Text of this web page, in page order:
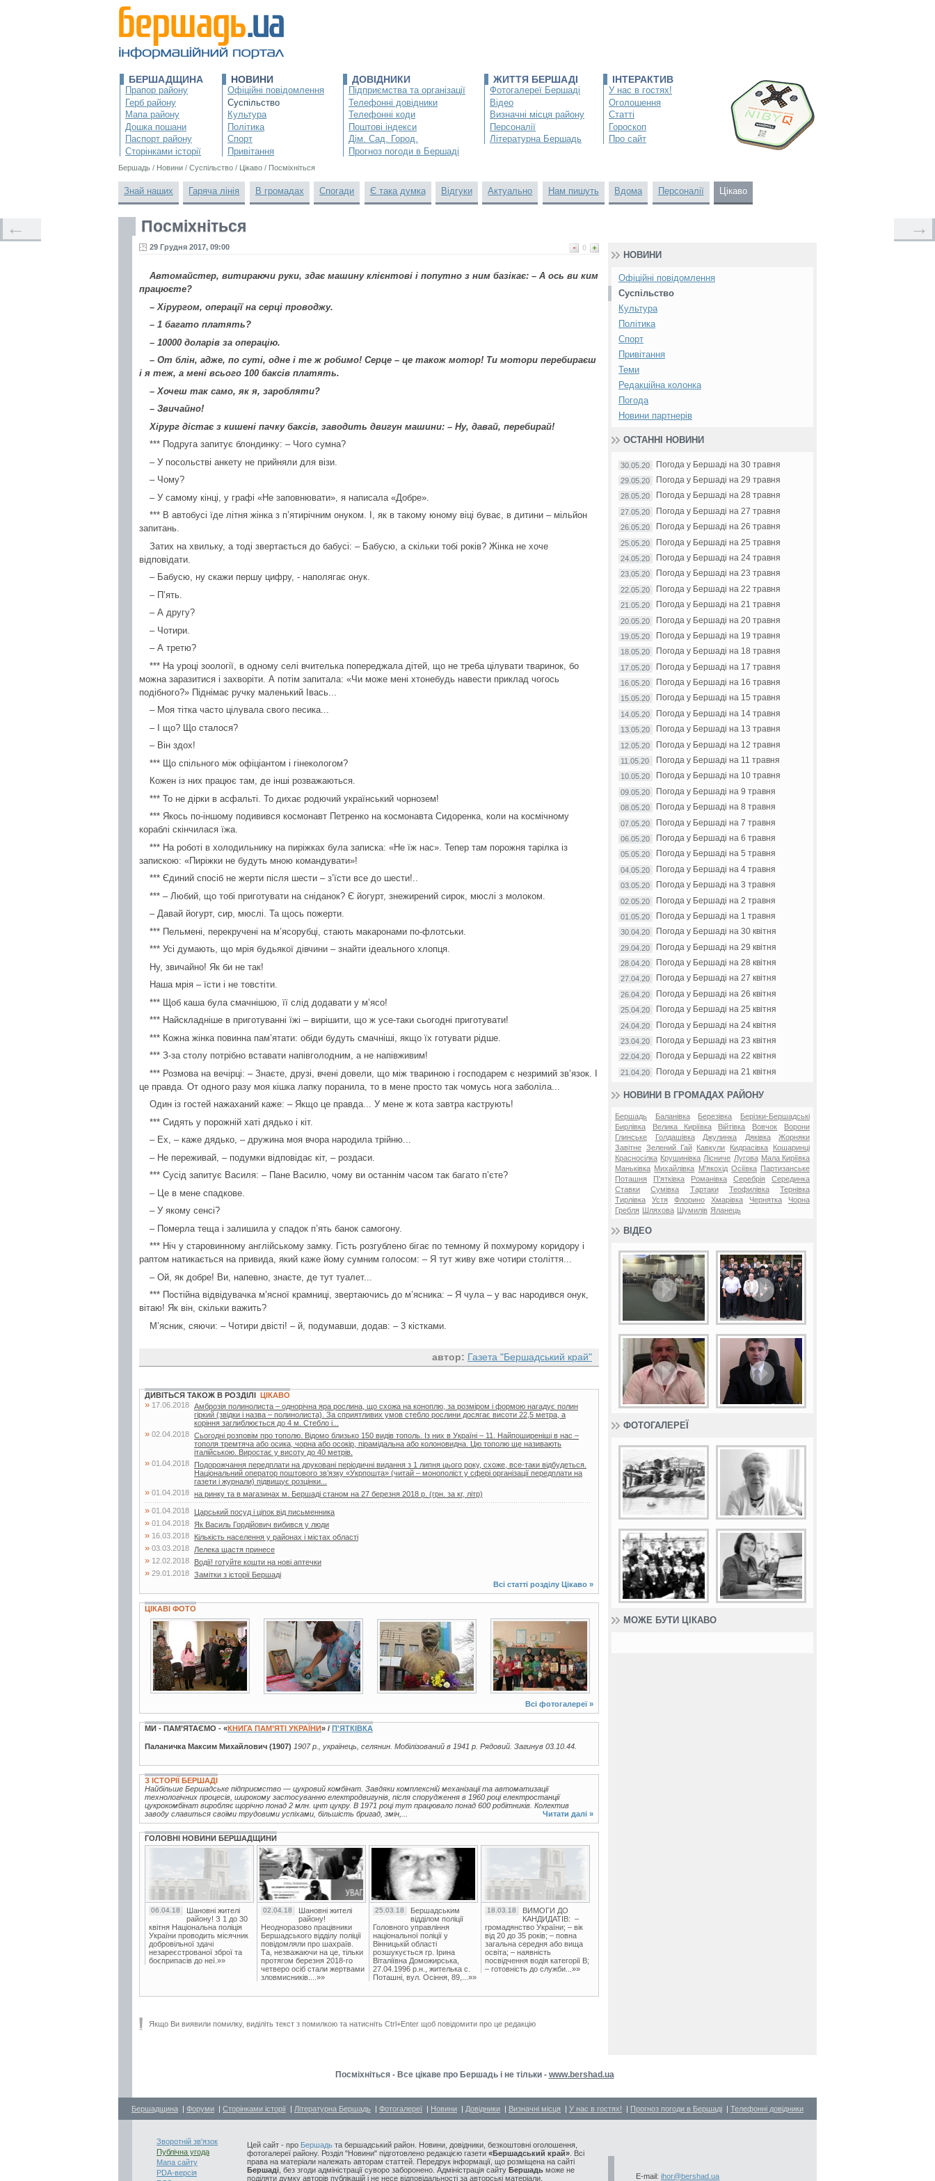
БЕРШАДЩИНА
Прапор району
Герб району
Мапа району
Дошка пошани
Паспорт району
Сторінками історії
НОВИНИ
Офіційні повідомлення
Суспільство
Культура
Політика
Спорт
Привітання
ДОВІДНИКИ
Підприємства та організації
Телефонні довідники
Телефонні коди
Поштові індекси
Дім. Сад. Город.
Прогноз погоди в Бершаді
ЖИТТЯ БЕРШАДІ
Фотогалереї Бершаді
Відео
Визначні місця району
Персоналії
Літературна Бершадь
ІНТЕРАКТИВ
У нас в гостях!
Оголошення
Статті
Гороскоп
Про сайт
Бершадь / Новини / Суспільство / Цікаво / Посміхніться
Знай наших Гаряча лінія В громадах Спогади Є така думка Відгуки Актуально Нам пишуть Вдома Персоналії Цікаво
Посміхніться
0
29 Грудня 2017, 09:00
Автомайстер, витираючи руки, здає машину клієнтові і попутно з ним базікає: – А ось ви ким
працюєте?
– Хірургом, операції на серці проводжу.
– 1 багато платять?
– 10000 доларів за операцію.
– От блін, адже, по суті, одне і те ж робимо! Серце – це також мотор! Ти мотори перебираєш
і я теж, а мені всього 100 баксів платять.
– Хочеш так само, як я, заробляти?
– Звичайно!
Хірург дістає з кишені пачку баксів, заводить двигун машини: – Ну, давай, перебирай!
*** Подруга запитує блондинку: – Чого сумна?
– У посольстві анкету не прийняли для візи.
– Чому?
– У самому кінці, у графі «Не заповнювати», я написала «Добре».
*** В автобусі їде літня жінка з п’ятирічним онуком. І, як в такому юному віці буває, в дитини – мільйон
запитань.
Затих на хвильку, а тоді звертається до бабусі: – Бабусю, а скільки тобі років? Жінка не хоче
відповідати.
– Бабусю, ну скажи першу цифру, - наполягає онук.
– П’ять.
– А другу?
– Чотири.
– А третю?
*** На уроці зоології, в одному селі вчителька попереджала дітей, що не треба цілувати тваринок, бо
можна заразитися і захворіти. А потім запитала: «Чи може мені хтонебудь навести приклад чогось
подібного?» Піднімає ручку маленький Івась...
– Моя тітка часто цілувала свого песика...
– І що? Що сталося?
– Він здох!
*** Що спільного між офіціантом і гінекологом?
Кожен із них працює там, де інші розважаються.
*** То не дірки в асфальті. То дихає родючий український чорнозем!
*** Якось по-іншому подивився космонавт Петренко на космонавта Сидоренка, коли на космічному
кораблі скінчилася їжа.
*** На роботі в холодильнику на пиріжках була записка: «Не їж нас». Тепер там порожня тарілка із
запискою: «Пиріжки не будуть мною командувати»!
*** Єдиний спосіб не жерти після шести – з’їсти все до шести!..
*** – Любий, що тобі приготувати на сніданок? Є йогурт, знежирений сирок, мюслі з молоком.
– Давай йогурт, сир, мюслі. Та щось пожерти.
*** Пельмені, перекручені на м’ясорубці, стають макаронами по-флотськи.
*** Усі думають, що мрія будьякої дівчини – знайти ідеального хлопця.
Ну, звичайно! Як би не так!
Наша мрія – їсти і не товстіти.
*** Щоб каша була смачнішою, її слід додавати у м’ясо!
*** Найскладніше в приготуванні їжі – вирішити, що ж усе-таки сьогодні приготувати!
*** Кожна жінка повинна пам’ятати: обіди будуть смачніші, якщо їх готувати рідше.
*** З-за столу потрібно вставати напівголодним, а не напівживим!
*** Розмова на вечірці: – Знаєте, друзі, вчені довели, що між твариною і господарем є незримий зв’язок. І
це правда. От одного разу моя кішка лапку поранила, то в мене просто так чомусь нога заболіла...
Один із гостей нажаханий каже: – Якщо це правда... У мене ж кота завтра каструють!
*** Сидять у порожній хаті дядько і кіт.
– Ех, – каже дядько, – дружина моя вчора народила трійню...
– Не переживай, – подумки відповідає кіт, – роздаси.
*** Сусід запитує Василя: – Пане Василю, чому ви останнім часом так багато п’єте?
– Це в мене спадкове.
– У якому сенсі?
– Померла теща і залишила у спадок п’ять банок самогону.
*** Ніч у старовинному англійському замку. Гість розгублено бігає по темному й похмурому коридору і
раптом натикається на привида, який каже йому сумним голосом: – Я тут живу вже чотири століття...
– Ой, як добре! Ви, напевно, знаєте, де тут туалет...
*** Постійна відвідувачка м’ясної крамниці, звертаючись до м’ясника: – Я чула – у вас народився онук,
вітаю! Як він, скільки важить?
М’ясник, сяючи: – Чотири двісті! – й, подумавши, додав: – 3 кістками.
автор: Газета "Бершадський край"
← →
ДИВІТЬСЯ ТАКОЖ В РОЗДІЛІ ЦІКАВО
» 17.06.2018 Амброзія полинолиста – однорічна яра рослина, що схожа на коноплю, за розміром і формою нагадує полин
гіркий (звідки і назва – полинолиста). За сприятливих умов стебло рослини досягає висоти 22,5 метра, а
коріння заглиблюється до 4 м. Стебло і...
» 02.04.2018 Сьогодні розповім про тополю. Відомо близько 150 видів тополь. Із них в Україні – 11. Найпоширеніші в нас –
тополя тремтяча або осика, чорна або осокір, пірамідальна або колоновидна. Цю тополю ще називають
італійською. Виростає у висоту до 40 метрів.
» 01.04.2018
Подорожчання передплати на друковані періодичні видання з 1 липня цього року, схоже, все-таки відбудеться.
Національний оператор поштового зв’язку «Укрпошта» (читай – монополіст у сфері організації передплати на
газети і журнали) підвищує розцінки...
» 01.04.2018 на ринку та в магазинах м. Бершаді станом на 27 березня 2018 р. (грн. за кг, літр)
» 01.04.2018 Царський посуд і ціпок від письменника
» 01.04.2018 Як Василь Гордійович вибився у люди
» 16.03.2018 Кількість населення у районах і містах області
» 03.03.2018 Лелека щастя принесе
» 12.02.2018 Водії! готуйте кошти на нові аптечки
» 29.01.2018 Замітки з історії Бершаді
Всі статті розділу Цікаво »
ЦІКАВІ ФОТО
2 фото 8 фото 4 фото 3 фото
Всі фотогалереї »
МИ - ПАМ’ЯТАЄМО - «КНИГА ПАМ’ЯТІ УКРАЇНИ» / П'ЯТКІВКА
Паланичка Максим Михайлович (1907) 1907 р., українець, селянин. Мобілізований в 1941 р. Рядовий. Загинув 03.10.44.
З ІСТОРІЇ БЕРШАДІ
Найбільше Бершадське підприємство — цукровий комбінат. Завдяки комплексній механізації та автоматизації
технологічних процесів, широкому застосуванню електродвигунів, після спорудження в 1960 році електростанції
цукрокомбінат виробляє щорічно понад 2 млн. цнт цукру. В 1971 році тут працювало понад 600 робітників. Колектив
заводу славиться своїми трудовими успіхами, більшість бригад, змін,...
Читати далі »
ГОЛОВНІ НОВИНИ БЕРШАДЩИНИ
06.04.18
Шановні жителі
району! З 1 до 30
квітня Національна поліція
України проводить місячник
добровільної здачі
незареєстрованої зброї та
боєприпасів до неї.»»
02.04.18
Шановні жителі
району!
Неодноразово працівники
Бершадського відділу поліції
повідомляли про шахраїв.
Та, незважаючи на це, тільки
протягом березня 2018-го
четверо осіб стали жертвами
зловмисників....»»
25.03.18
Бершадським
відділом поліції
Головного управління
національної поліції у
Вінницькій області
розшукується гр. Ірина
Віталіївна Доможирська,
27.04.1996 р.н., жителька с.
Поташні, вул. Осіння, 89,...»»
18.03.18
ВИМОГИ ДО
КАНДИДАТІВ: –
громадянство України; – вік
від 20 до 35 років; – повна
загальна середня або вища
освіта; – наявність
посвідчення водія категорії В;
– готовність до служби...»»
Якщо Ви виявили помилку, виділіть текст з помилкою та натисніть Ctrl+Enter щоб повідомити про це редакцію
НОВИНИ
Офіційні повідомлення
Суспільство
Культура
Політика
Спорт
Привітання
Теми
Редакційна колонка
Погода
Новини партнерів
ОСТАННІ НОВИНИ
30.05.20 Погода у Бершаді на 30 травня
29.05.20 Погода у Бершаді на 29 травня
28.05.20 Погода у Бершаді на 28 травня
27.05.20 Погода у Бершаді на 27 травня
26.05.20 Погода у Бершаді на 26 травня
25.05.20 Погода у Бершаді на 25 травня
24.05.20 Погода у Бершаді на 24 травня
23.05.20 Погода у Бершаді на 23 травня
22.05.20 Погода у Бершаді на 22 травня
21.05.20 Погода у Бершаді на 21 травня
20.05.20 Погода у Бершаді на 20 травня
19.05.20 Погода у Бершаді на 19 травня
18.05.20 Погода у Бершаді на 18 травня
17.05.20 Погода у Бершаді на 17 травня
16.05.20 Погода у Бершаді на 16 травня
15.05.20 Погода у Бершаді на 15 травня
14.05.20 Погода у Бершаді на 14 травня
13.05.20 Погода у Бершаді на 13 травня
12.05.20 Погода у Бершаді на 12 травня
11.05.20 Погода у Бершаді на 11 травня
10.05.20 Погода у Бершаді на 10 травня
09.05.20 Погода у Бершаді на 9 травня
08.05.20 Погода у Бершаді на 8 травня
07.05.20 Погода у Бершаді на 7 травня
06.05.20 Погода у Бершаді на 6 травня
05.05.20 Погода у Бершаді на 5 травня
04.05.20 Погода у Бершаді на 4 травня
03.05.20 Погода у Бершаді на 3 травня
02.05.20 Погода у Бершаді на 2 травня
01.05.20 Погода у Бершаді на 1 травня
30.04.20 Погода у Бершаді на 30 квітня
29.04.20 Погода у Бершаді на 29 квітня
28.04.20 Погода у Бершаді на 28 квітня
27.04.20 Погода у Бершаді на 27 квітня
26.04.20 Погода у Бершаді на 26 квітня
25.04.20 Погода у Бершаді на 25 квітня
24.04.20 Погода у Бершаді на 24 квітня
23.04.20 Погода у Бершаді на 23 квітня
22.04.20 Погода у Бершаді на 22 квітня
21.04.20 Погода у Бершаді на 21 квітня
НОВИНИ В ГРОМАДАХ РАЙОНУ
Бершадь Баланівка Березівка
Берізки-Бершадські
Бирлівка
Велика Киріївка Війтівка Вовчок
Ворони
Глинське
Голдашівка Джулинка Дяківка
Жорняки
Завітне Зелений Гай Кавкули Кидрасівка
Кошаринці
Красносілка Крушинівка Лісниче Лугова Мала Киріївка
Маньківка Михайлівка М'якохід Осіївка
Партизанське
Поташня
П'ятківка Романівка Серебрія
Серединка
Ставки
Сумівка Тартаки Теофилівка
Тернівка
Тирлівка
Устя Флорино Хмарівка Чернятка
Чорна
Гребля
Шляхова Шумилів Яланець
ВІДЕО
ФОТОГАЛЕРЕЇ
МОЖЕ БУТИ ЦІКАВО
Посміхніться - Все цікаве про Бершадь і не тільки - www.bershad.ua
Бершадщина | Форуми | Сторінками історії | Літературна Бершадь | Фотогалереї | Новини | Довідники | Визначні місця | У нас в гостях! | Прогноз погоди в Бершаді | Телефонні довідники
Зворотній зв'язок
Публічна угода
Мапа сайту
PDA-версія
Цей сайт - про Бершадь та бершадський район. Новини, довідники, безкоштовні оголошення,
фотогалереї району. Розділ "Новини" підготовлено редакцією газети «Бершадський край» . Всі
права на матеріали належать авторам статтей. Передрук інформації, що розміщена на сайті
Бершаді , без згоди адміністрації суворо заборонено. Адміністрація сайту Бершадь може не
поділяти думку авторів публікацій і не несе відповідальності за авторські матеріали.
E-mail: ihor@bershad.ua